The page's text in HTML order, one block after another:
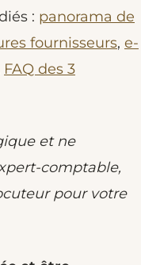
: panorama de
fournisseurs, e-
FAQ des 3
et ne
comptable,
pour votre